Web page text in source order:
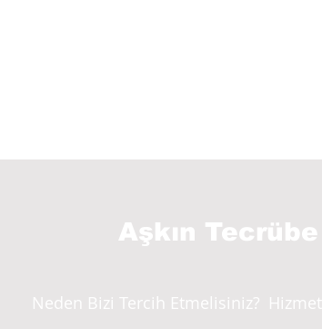
Aşkın Tecrübe
Neden Bizi Tercih Etmelisiniz?